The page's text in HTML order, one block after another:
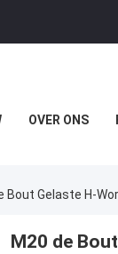
OVER ONS
Bout Gelaste H-
M20 de